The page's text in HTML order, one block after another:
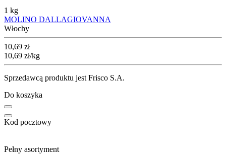
1 kg
MOLINO DALLAGIOVANNA
Włochy
Cena
10,69 zł
10,69 zł/kg
Sprzedawcą produktu jest Frisco S.A.
Do koszyka
Kod pocztowy
Pełny asortyment